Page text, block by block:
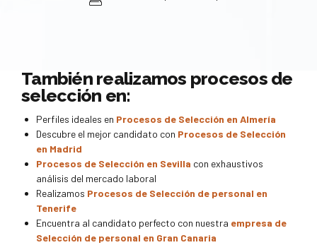
También realizamos procesos de
selección en:
Perfiles ideales en Procesos de Selección en Almería
Descubre el mejor candidato con Procesos de Selección
en Madrid
Procesos de Selección en Sevilla con exhaustivos
análisis del mercado laboral
Realizamos Procesos de Selección de personal en
Tenerife
Encuentra al candidato perfecto con nuestra empresa de
Selección de personal en Gran Canaria